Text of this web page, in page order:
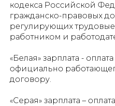
кодекса Российской
гражданско-правовых
регулирующих
работником и
«Белая» зарплата -
официально
договору.
«Серая» зарплата –